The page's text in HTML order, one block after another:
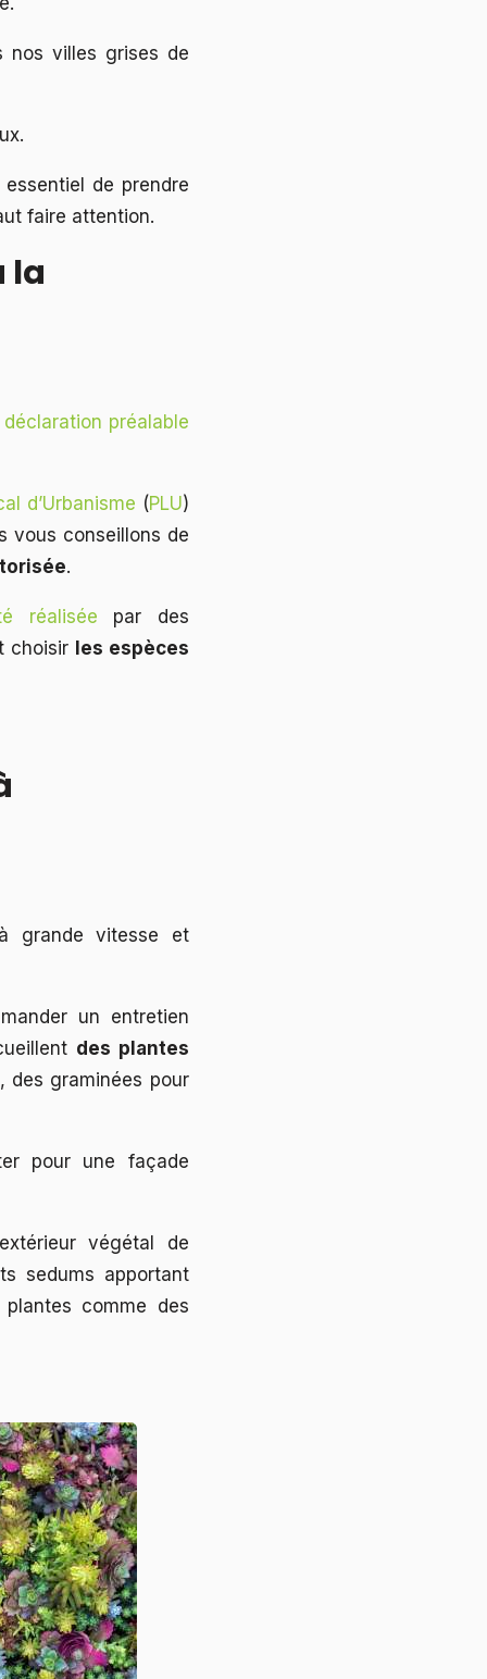
nos villes grises de
de prendre
faire attention.
la
déclaration préalable
d’Urbanisme (PLU)
vous conseillons de
.
réalisée par des
choisir les espèces
grande vitesse et
un entretien
des plantes
des graminées pour
pour une façade
végétal de
sedums apportant
comme des